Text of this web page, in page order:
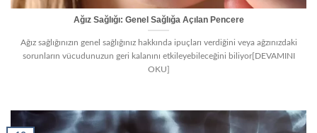
Ağız Sağlığı: Genel Sağlığa Açılan Pencere
Ağız sağlığınızın genel sağlığınız hakkında ipuçları verdiğini veya ağzınızdaki
sorunların vücudunuzun geri kalanını etkileyebileceğini biliyor[DEVAMINI
OKU]